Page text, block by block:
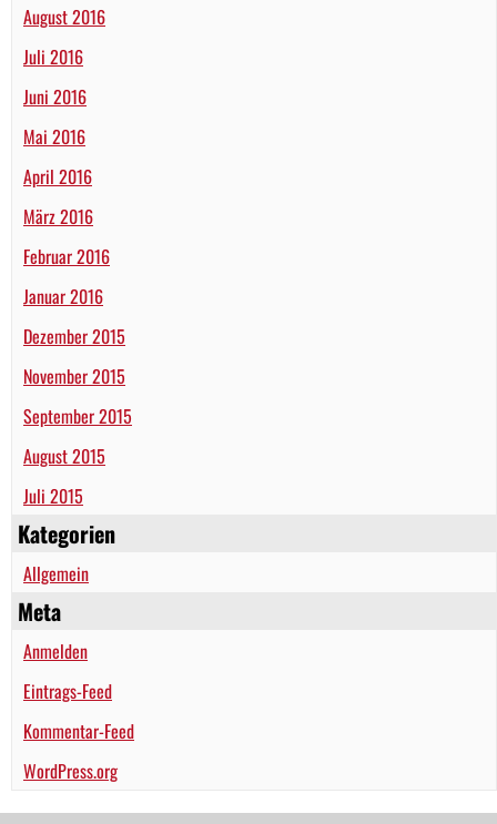
August 2016
Juli 2016
Juni 2016
Mai 2016
April 2016
März 2016
Februar 2016
Januar 2016
Dezember 2015
November 2015
September 2015
August 2015
Juli 2015
Kategorien
Allgemein
Meta
Anmelden
Eintrags-Feed
Kommentar-Feed
WordPress.org